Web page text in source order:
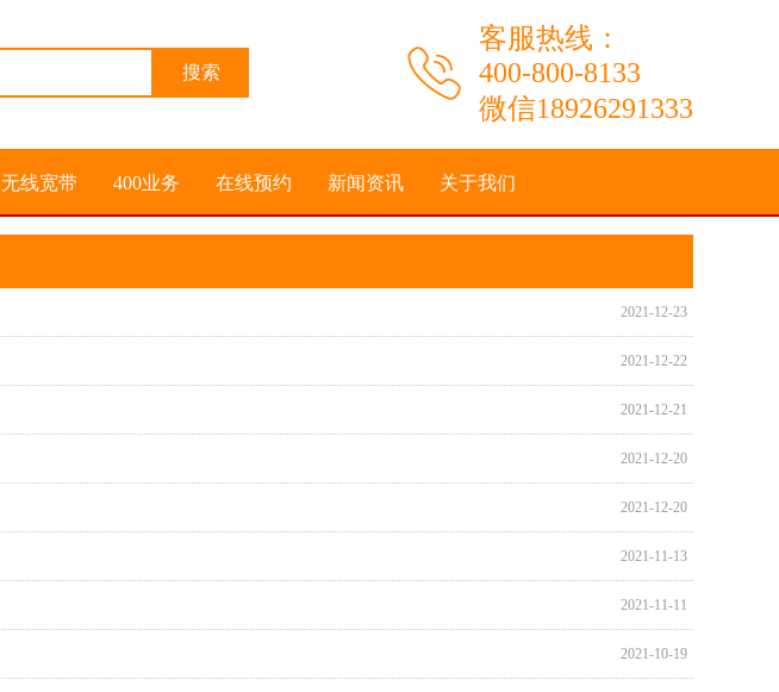
客服热线：
400-800-8133
微信18926291333
无线宽带 400业务 在线预约 新闻资讯 关于我们
2021-12-23
2021-12-22
2021-12-21
2021-12-20
2021-12-20
2021-11-13
2021-11-11
2021-10-19